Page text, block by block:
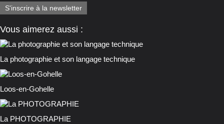
S'inscrire à la newsletter
Vous aimerez aussi :
La photographie et son langage technique
Loos-en-Gohelle
La PHOTOGRAPHIE